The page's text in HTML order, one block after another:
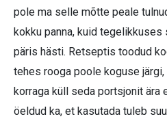
pole ma selle mõtte peale
kokku panna, kuid tegelikkuses
päris hästi. Retseptis toodud
tehes rooga poole koguse
korraga küll seda portsjonit ära
öeldud ka, et kasutada tuleb